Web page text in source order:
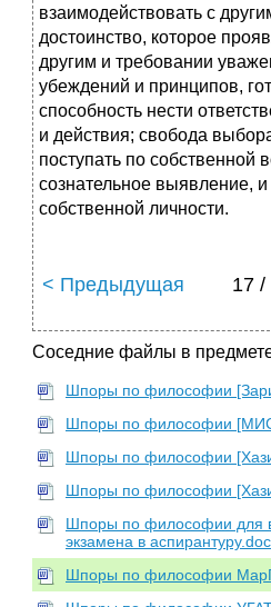
взаимодействовать с
достоинство, которое
другим и требовании
убеждений и принципов,
способность нести
и действия; свобода
поступать по
сознательное выявление,
собственной личности.
< Предыдущая 17 /
Соседние файлы в
Шпоры по философии
Шпоры по философии
Шпоры по философии
Шпоры по философии
Шпоры по философии для
экзамена в аспирантуру.doc
Шпоры по философии